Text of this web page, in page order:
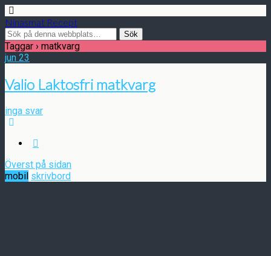
Ninasmat Recept
Taggar › matkvarg
jun 23
Valio Laktosfri matkvarg
inga svar
Överst på sidan
mobil skrivbord